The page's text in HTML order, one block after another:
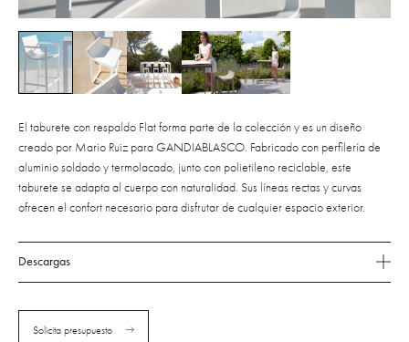
El taburete con respaldo Flat forma parte de la colección y es un diseño
creado por Mario Ruiz para GANDIABLASCO. Fabricado con perfilería de
aluminio soldado y termolacado, junto con polietileno reciclable, este
taburete se adapta al cuerpo con naturalidad. Sus líneas rectas y curvas
ofrecen el confort necesario para disfrutar de cualquier espacio exterior.
Descargas
Solicita presupuesto